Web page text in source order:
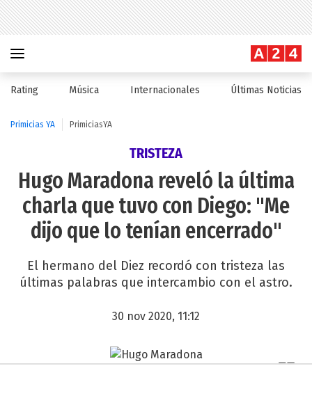
Rating Música Internacionales Últimas Noticias
Primicias YA PrimiciasYA
TRISTEZA
Hugo Maradona reveló la última
charla que tuvo con Diego: "Me
dijo que lo tenían encerrado"
El hermano del Diez recordó con tristeza las
últimas palabras que intercambio con el astro.
30 nov 2020, 11:12